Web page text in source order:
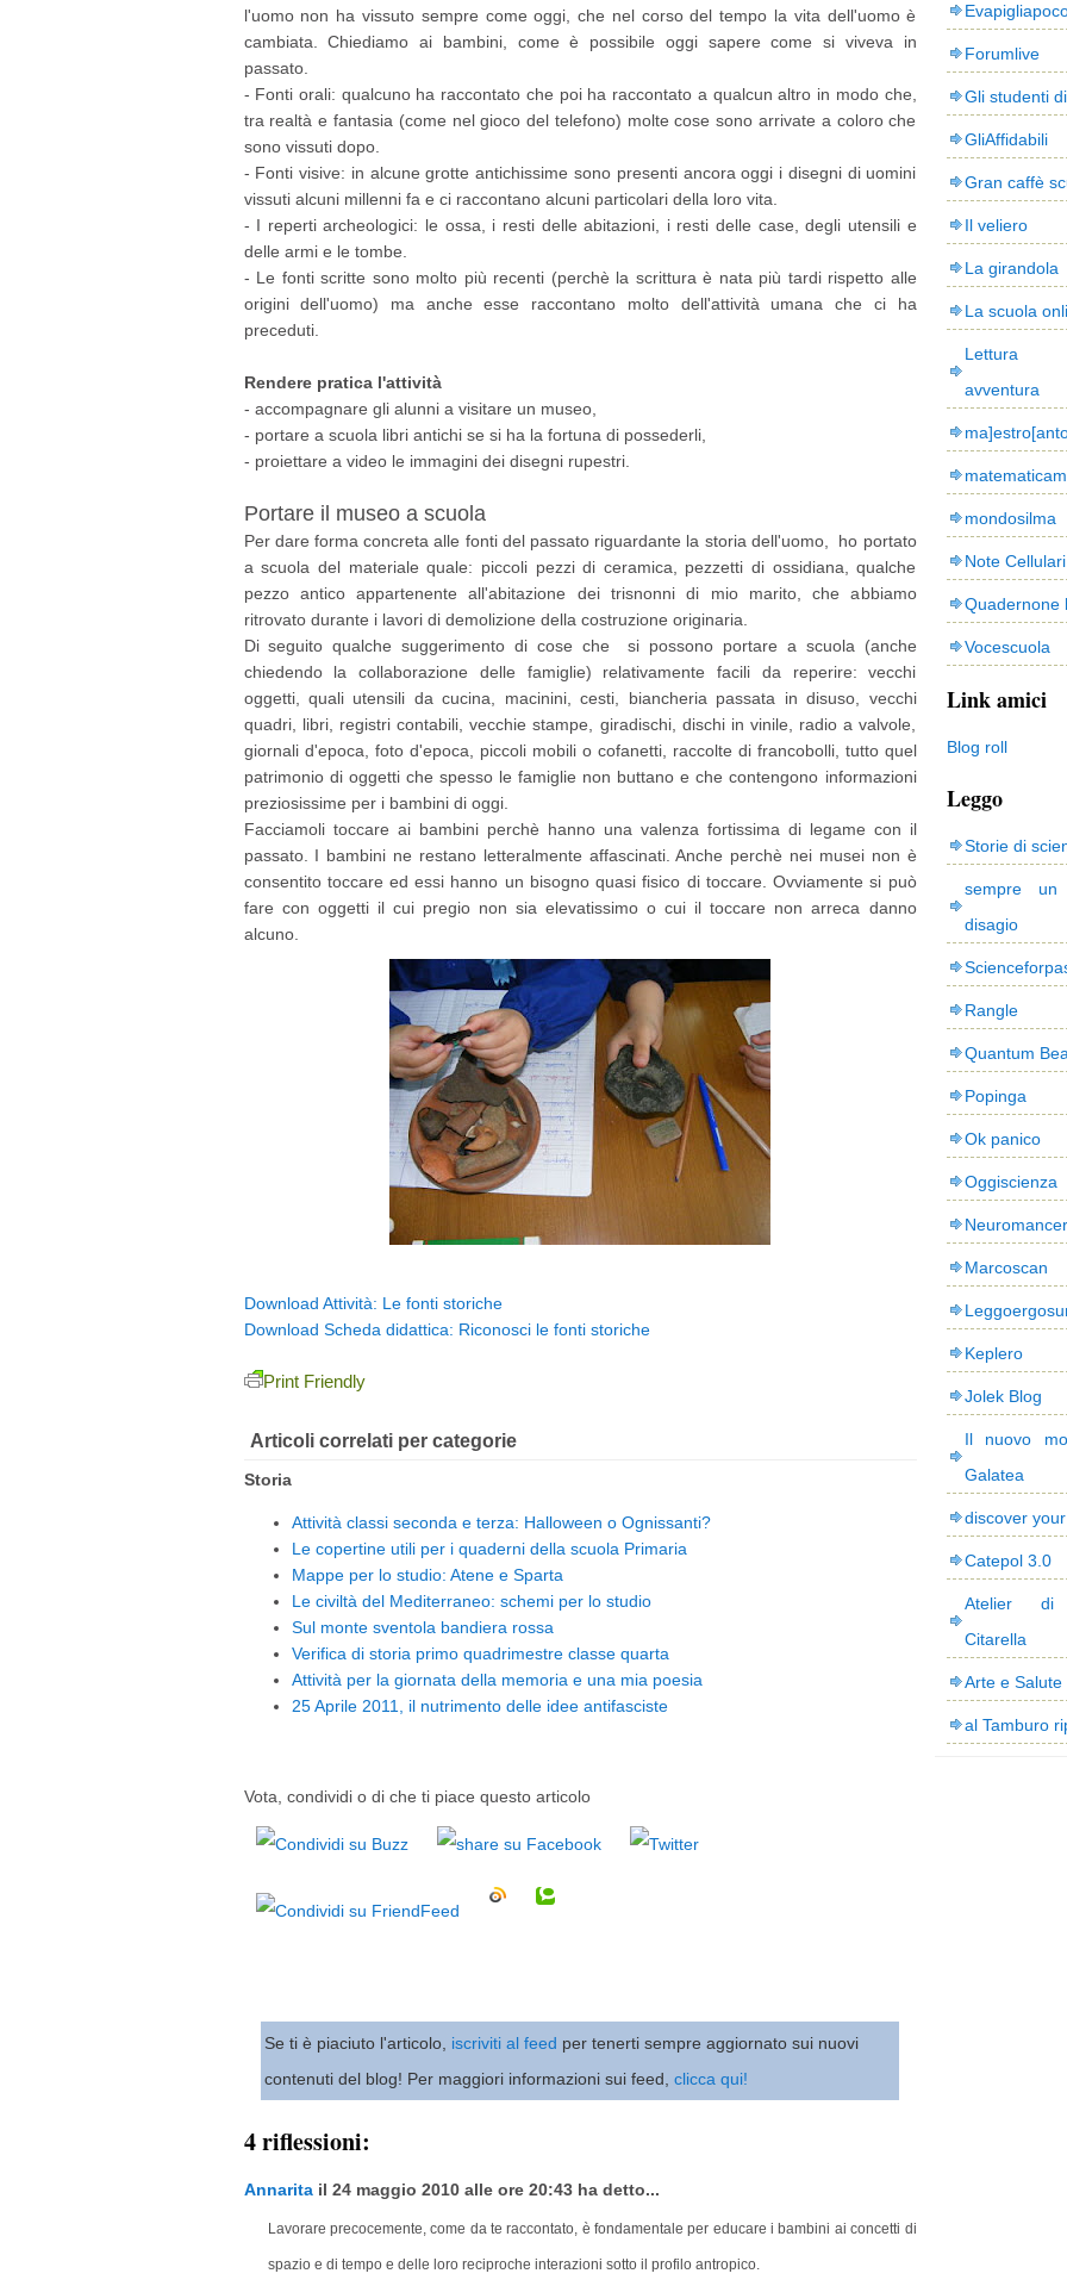
l'uomo non ha vissuto sempre come oggi, che nel corso del tempo la vita dell'uomo è
cambiata. Chiediamo ai bambini, come è possibile oggi sapere come si viveva in
passato.
- Fonti orali: qualcuno ha raccontato che poi ha raccontato a qualcun altro in modo che,
tra realtà e fantasia (come nel gioco del telefono) molte cose sono arrivate a coloro che
sono vissuti dopo.
- Fonti visive: in alcune grotte antichissime sono presenti ancora oggi i disegni di uomini
vissuti alcuni millenni fa e ci raccontano alcuni particolari della loro vita.
- I reperti archeologici: le ossa, i resti delle abitazioni, i resti delle case, degli utensili e
delle armi e le tombe.
- Le fonti scritte sono molto più recenti (perchè la scrittura è nata più tardi rispetto alle
origini dell'uomo) ma anche esse raccontano molto dell'attività umana che ci ha
preceduti.
Rendere pratica l'attività
- accompagnare gli alunni a visitare un museo,
- portare a scuola libri antichi se si ha la fortuna di possederli,
- proiettare a video le immagini dei disegni rupestri.
Portare il museo a scuola
Per dare forma concreta alle fonti del passato riguardante la storia dell'uomo, ho portato
a scuola del materiale quale: piccoli pezzi di ceramica, pezzetti di ossidiana, qualche
pezzo antico appartenente all'abitazione dei trisnonni di mio marito, che abbiamo
ritrovato durante i lavori di demolizione della costruzione originaria.
Di seguito qualche suggerimento di cose che si possono portare a scuola (anche
chiedendo la collaborazione delle famiglie) relativamente facili da reperire: vecchi
oggetti, quali utensili da cucina, macinini, cesti, biancheria passata in disuso, vecchi
quadri, libri, registri contabili, vecchie stampe, giradischi, dischi in vinile, radio a valvole,
giornali d'epoca, foto d'epoca, piccoli mobili o cofanetti, raccolte di francobolli, tutto quel
patrimonio di oggetti che spesso le famiglie non buttano e che contengono informazioni
preziosissime per i bambini di oggi.
Facciamoli toccare ai bambini perchè hanno una valenza fortissima di legame con il
passato. I bambini ne restano letteralmente affascinati. Anche perchè nei musei non è
consentito toccare ed essi hanno un bisogno quasi fisico di toccare. Ovviamente si può
fare con oggetti il cui pregio non sia elevatissimo o cui il toccare non arreca danno
alcuno.
Download Attività: Le fonti storiche
Download Scheda didattica: Riconosci le fonti storiche
Print Friendly
Articoli correlati per categorie
Storia
Attività classi seconda e terza: Halloween o Ognissanti?
Le copertine utili per i quaderni della scuola Primaria
Mappe per lo studio: Atene e Sparta
Le civiltà del Mediterraneo: schemi per lo studio
Sul monte sventola bandiera rossa
Verifica di storia primo quadrimestre classe quarta
Attività per la giornata della memoria e una mia poesia
25 Aprile 2011, il nutrimento delle idee antifasciste
Vota, condividi o di che ti piace questo articolo
Se ti è piaciuto l'articolo, iscriviti al feed per tenerti sempre aggiornato sui nuovi
contenuti del blog! Per maggiori informazioni sui feed, clicca qui!
4 riflessioni:
Annaritail 24 maggio 2010 alle ore 20:43 ha detto...
Lavorare precocemente, come da te raccontato, è fondamentale per educare i bambini ai concetti di
spazio e di tempo e delle loro reciproche interazioni sotto il profilo antropico.
Forumlive
Gli studenti
GliAffidabili
Gran caffè
Il veliero
La girandola
La scuola
avventura
mondosilma
Note Cellulari
Quadernone
Vocescuola
Link amici
Blog roll
Leggo
Storie di
sempre
disagio
Rangle
Quantum
Popinga
Ok panico
Oggiscienza
Neuromancer
Marcoscan
Keplero
Jolek Blog
Il nuovo
Galatea
discover
Catepol 3.0
Atelier di
Citarella
Arte e Salute
al Tamburo